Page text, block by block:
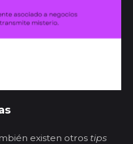
existen otros tips